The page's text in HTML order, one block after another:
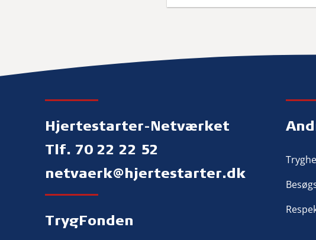
Hjertestarter-Netværket
Tlf. 70 22 22 52
netvaerk@hjertestarter.dk
TrygFonden